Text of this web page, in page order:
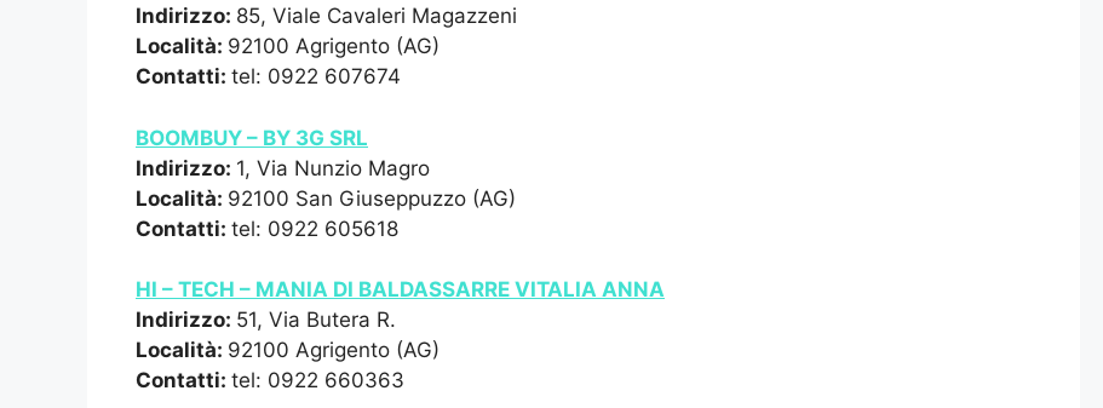
Indirizzo: 85, Viale Cavaleri Magazzeni
Località: 92100 Agrigento (AG)
Contatti: tel: 0922 607674
BOOMBUY – BY 3G SRL
Indirizzo: 1, Via Nunzio Magro
Località: 92100 San Giuseppuzzo (AG)
Contatti: tel: 0922 605618
HI – TECH – MANIA DI BALDASSARRE VITALIA ANNA
Indirizzo: 51, Via Butera R.
Località: 92100 Agrigento (AG)
Contatti: tel: 0922 660363